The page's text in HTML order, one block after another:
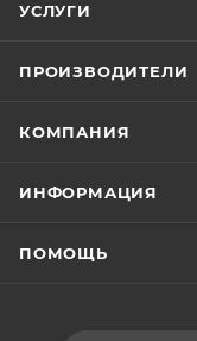
УСЛУГИ
ПРОИЗВОДИТЕЛИ
КОМПАНИЯ
ИНФОРМАЦИЯ
ПОМОЩЬ